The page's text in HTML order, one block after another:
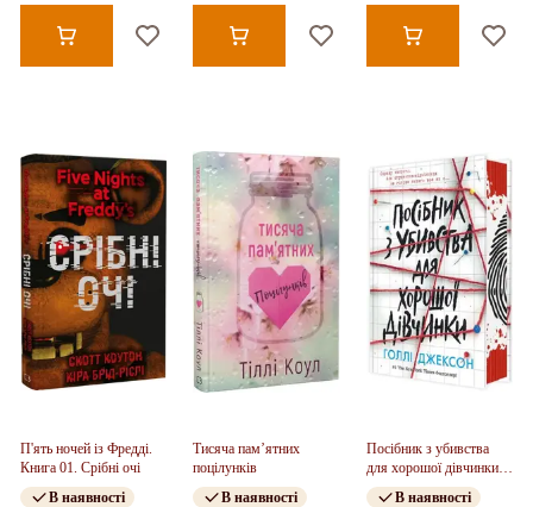
П'ять ночей із Фредді.
Книга 01. Срібні очі
В наявності
Тисяча пам’ятних
поцілунків
В наявності
Посібник з убивства
для хорошої дівчинки.
Книга 01
В наявності